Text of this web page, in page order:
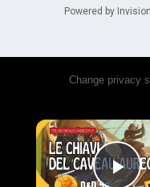
Powered by
Change privacy